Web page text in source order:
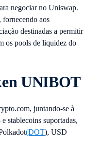
negociar no Uniswap.
fornecendo aos
destinadas a permitir
os pools de liquidez do
UNIBOT
juntando-se à
stablecoins suportadas,
(DOT), USD